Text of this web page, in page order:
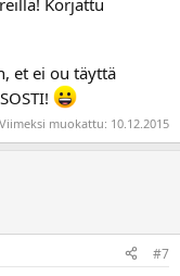
et ei ou täyttä
Viimeksi muokattu: 10.12.2015
#7